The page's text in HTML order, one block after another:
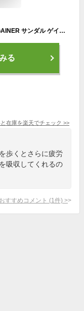
【12%OFFセール 3/11 1:59まで】 ゲイナー GAINER サンダル ゲイナー029 GN029 メンズ リカバリーサンダル リラックス 疲労回復 軽量 履きやすい 気持ちいい
る
在庫を楽天でチェック >>
歩くとさらに疲労
吸収してくれるの
すすめコメント (1 件) >